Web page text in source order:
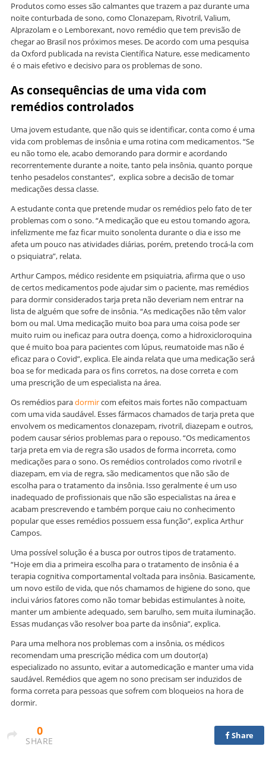
Produtos como esses são calmantes que trazem a paz durante uma
noite conturbada de sono, como Clonazepam, Rivotril, Valium,
Alprazolam e o Lemborexant, novo remédio que tem previsão de
chegar ao Brasil nos próximos meses. De acordo com uma pesquisa
da Oxford publicada na revista Científica Nature, esse medicamento
é o mais efetivo e decisivo para os problemas de sono.
As consequências de uma vida com
remédios controlados
Uma jovem estudante, que não quis se identificar, conta como é uma
vida com problemas de insônia e uma rotina com medicamentos. “Se
eu não tomo ele, acabo demorando para dormir e acordando
recorrentemente durante a noite, tanto pela insônia, quanto porque
tenho pesadelos constantes”, explica sobre a decisão de tomar
medicações dessa classe.
A estudante conta que pretende mudar os remédios pelo fato de ter
problemas com o sono. “A medicação que eu estou tomando agora,
infelizmente me faz ficar muito sonolenta durante o dia e isso me
afeta um pouco nas atividades diárias, porém, pretendo trocá-la com
o psiquiatra”, relata.
Arthur Campos, médico residente em psiquiatria, afirma que o uso
de certos medicamentos pode ajudar sim o paciente, mas remédios
para dormir considerados tarja preta não deveriam nem entrar na
lista de alguém que sofre de insônia. “As medicações não têm valor
bom ou mal. Uma medicação muito boa para uma coisa pode ser
muito ruim ou ineficaz para outra doença, como a hidroxicloroquina
que é muito boa para pacientes com lúpus, reumatoide mas não é
eficaz para o Covid”, explica. Ele ainda relata que uma medicação será
boa se for medicada para os fins corretos, na dose correta e com
uma prescrição de um especialista na área.
Os remédios paradormircom efeitos mais fortes não compactuam
com uma vida saudável. Esses fármacos chamados de tarja preta que
envolvem os medicamentos clonazepam, rivotril, diazepam e outros,
podem causar sérios problemas para o repouso. “Os medicamentos
tarja preta em via de regra são usados de forma incorreta, como
medicações para o sono. Os remédios controlados como rivotril e
diazepam, em via de regra, são medicamentos que não são de
escolha para o tratamento da insônia. Isso geralmente é um uso
inadequado de profissionais que não são especialistas na área e
acabam prescrevendo e também porque caiu no conhecimento
popular que esses remédios possuem essa função”, explica Arthur
Campos.
Uma possível solução é a busca por outros tipos de tratamento.
“Hoje em dia a primeira escolha para o tratamento de insônia é a
terapia cognitiva comportamental voltada para insônia. Basicamente,
um novo estilo de vida, que nós chamamos de higiene do sono, que
inclui vários fatores como não tomar bebidas estimulantes à noite,
manter um ambiente adequado, sem barulho, sem muita iluminação.
Essas mudanças vão resolver boa parte da insônia”, explica.
Para uma melhora nos problemas com a insônia, os médicos
recomendam uma prescrição médica com um doutor(a)
especializado no assunto, evitar a automedicação e manter uma vida
saudável. Remédios que agem no sono precisam ser induzidos de
forma correta para pessoas que sofrem com bloqueios na hora de
dormir.
0
SHARE
Share